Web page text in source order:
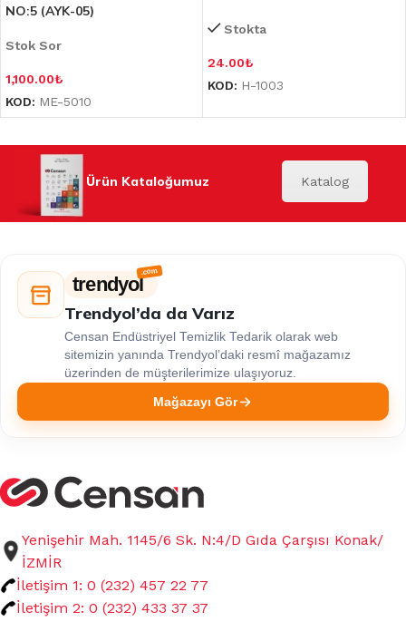
NO:5 (AYK-05)
Stok Sor
1,100.00₺
KOD: ME-5010
Stokta
24.00₺
KOD: H-1003
Ürün Kataloğumuz Katalog
trendyol
Trendyol’da da Varız
Censan Endüstriyel Temizlik Tedarik olarak web
sitemizin yanında Trendyol’daki resmî mağazamız
üzerinden de müşterilerimize ulaşıyoruz.
Mağazayı Gör
Yenişehir Mah. 1145/6 Sk. N:4/D Gıda Çarşısı Konak/
İZMİR
İletişim 1: 0 (232) 457 22 77
İletişim 2: 0 (232) 433 37 37